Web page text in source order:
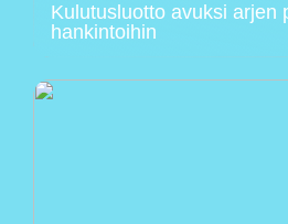
Kulutusluotto avuksi arjen
hankintoihin